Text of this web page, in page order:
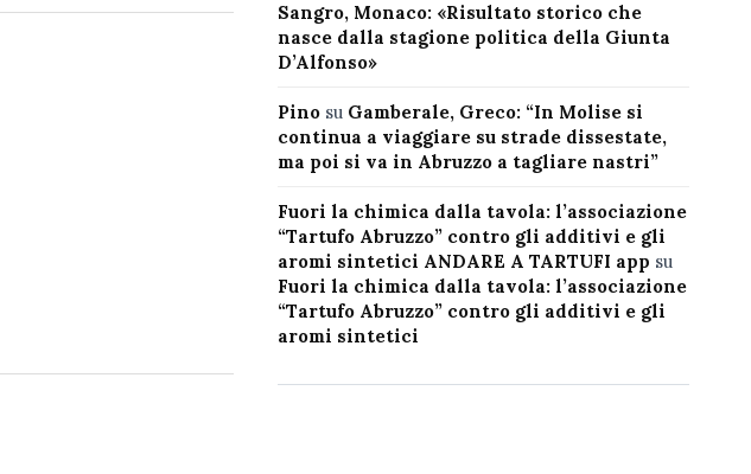
Sangro, Monaco: «Risultato storico che
nasce dalla stagione politica della Giunta
D’Alfonso»
Pinosu Gamberale, Greco: “In Molise si
continua a viaggiare su strade dissestate,
ma poi si va in Abruzzo a tagliare nastri”
Fuori la chimica dalla tavola: l’associazione
“Tartufo Abruzzo” contro gli additivi e gli
aromi sintetici ANDARE A TARTUFI app su
Fuori la chimica dalla tavola: l’associazione
“Tartufo Abruzzo” contro gli additivi e gli
aromi sintetici